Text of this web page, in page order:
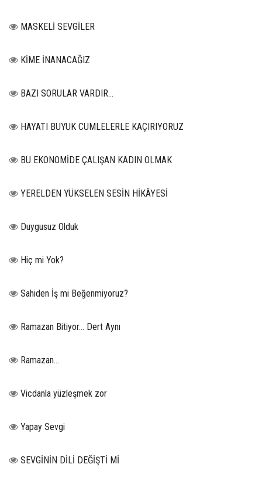
MASKELİ SEVGİLER
KİME İNANACAĞIZ
BAZI SORULAR VARDIR…
HAYATI BUYUK CUMLELERLE KAÇIRIYORUZ
BU EKONOMİDE ÇALIŞAN KADIN OLMAK
YERELDEN YÜKSELEN SESİN HİKÂYESİ
Duygusuz Olduk
Hiç mi Yok?
Sahiden İş mi Beğenmiyoruz?
Ramazan Bitiyor… Dert Aynı
Ramazan…
Vicdanla yüzleşmek zor
Yapay Sevgi
SEVGİNİN DİLİ DEĞİŞTİ Mİ